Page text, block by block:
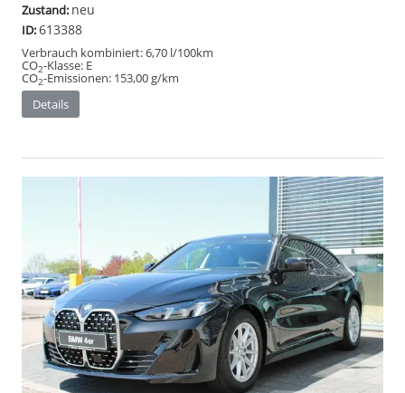
Zustand: neu
ID:613388
Verbrauch kombiniert:6,70 l/100km
CO2-Klasse: E
CO2-Emissionen: 153,00 g/km
Details